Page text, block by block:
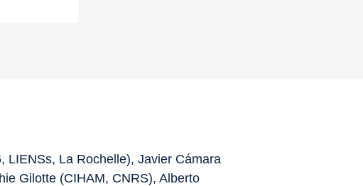
LIENSs, La Rochelle), Javier Cámara
Gilotte (CIHAM, CNRS), Alberto